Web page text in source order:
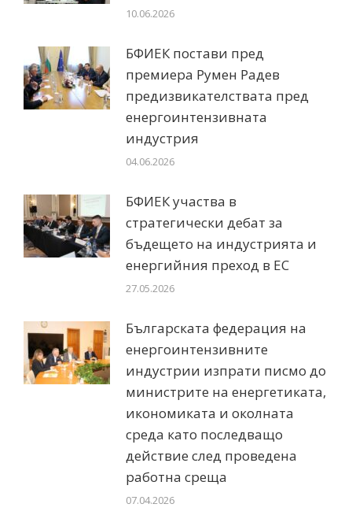
10.06.2026
БФИЕК постави пред
премиера Румен Радев
предизвикателствата пред
енергоинтензивната
индустрия
04.06.2026
БФИЕК участва в
стратегически дебат за
бъдещето на индустрията и
енергийния преход в ЕС
27.05.2026
Българската федерация на
енергоинтензивните
индустрии изпрати писмо до
министрите на енергетиката,
икономиката и околната
среда като последващо
действие след проведена
работна среща
07.04.2026